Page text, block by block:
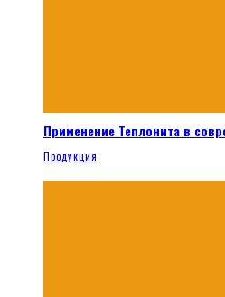
Применение Теплонита в
Продукция